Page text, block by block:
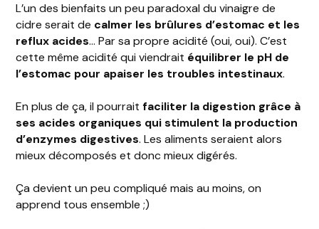
L’un des bienfaits un peu paradoxal du vinaigre de
cidre serait de calmer les brûlures d’estomac et les
reflux acides… Par sa propre acidité (oui, oui). C’est
cette même acidité qui viendrait équilibrer le pH de
l’estomac pour apaiser les troubles intestinaux.
En plus de ça, il pourraitfaciliter la digestion grâce à
ses acides organiques qui stimulent la production
d’enzymes digestives. Les aliments seraient alors
mieux décomposés et donc mieux digérés.
Ça devient un peu compliqué mais au moins, on
apprend tous ensemble ;)